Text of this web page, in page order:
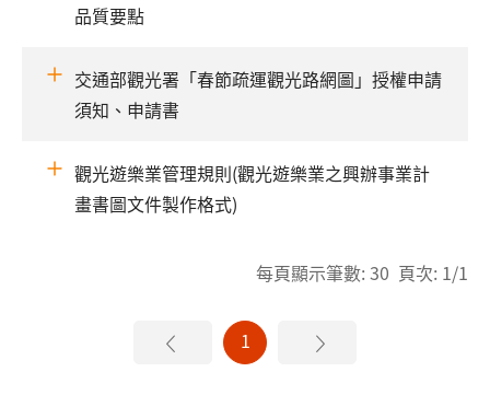
品質要點
交通部觀光署「春節疏運觀光路網圖」授權申請
須知、申請書
觀光遊樂業管理規則(觀光遊樂業之興辦事業計
畫書圖文件製作格式)
每頁顯示筆數: 30 頁次: 1/1
1